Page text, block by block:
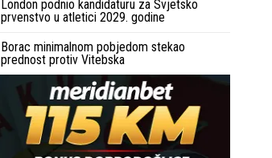
London podnio kandidaturu za Svjetsko
prvenstvo u atletici 2029. godine
Borac minimalnom pobjedom stekao
prednost protiv Vitebska